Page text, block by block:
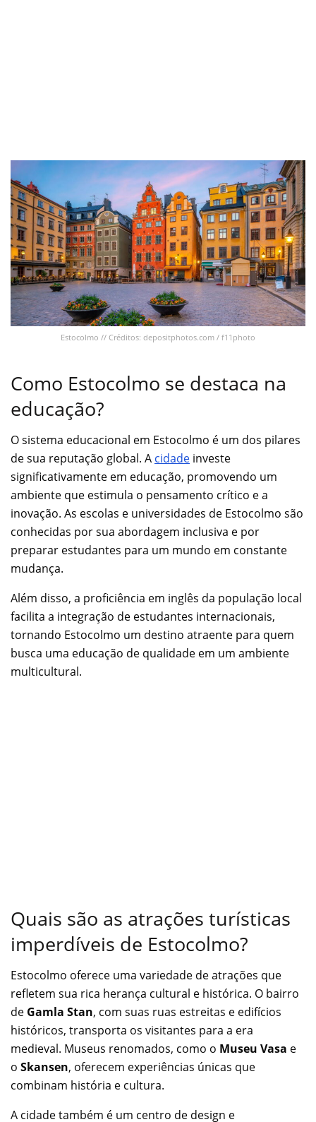
Estocolmo // Créditos: depositphotos.com / f11photo
Como Estocolmo se destaca na
educação?
O sistema educacional em Estocolmo é um dos pilares
de sua reputação global. A cidade investe
significativamente em educação, promovendo um
ambiente que estimula o pensamento crítico e a
inovação. As escolas e universidades de Estocolmo são
conhecidas por sua abordagem inclusiva e por
preparar estudantes para um mundo em constante
mudança.
Além disso, a proficiência em inglês da população local
facilita a integração de estudantes internacionais,
tornando Estocolmo um destino atraente para quem
busca uma educação de qualidade em um ambiente
multicultural.
Quais são as atrações turísticas
imperdíveis de Estocolmo?
Estocolmo oferece uma variedade de atrações que
refletem sua rica herança cultural e histórica. O bairro
de Gamla Stan, com suas ruas estreitas e edifícios
históricos, transporta os visitantes para a era
medieval. Museus renomados, como o Museu Vasa e
o Skansen, oferecem experiências únicas que
combinam história e cultura.
A cidade também é um centro de design e